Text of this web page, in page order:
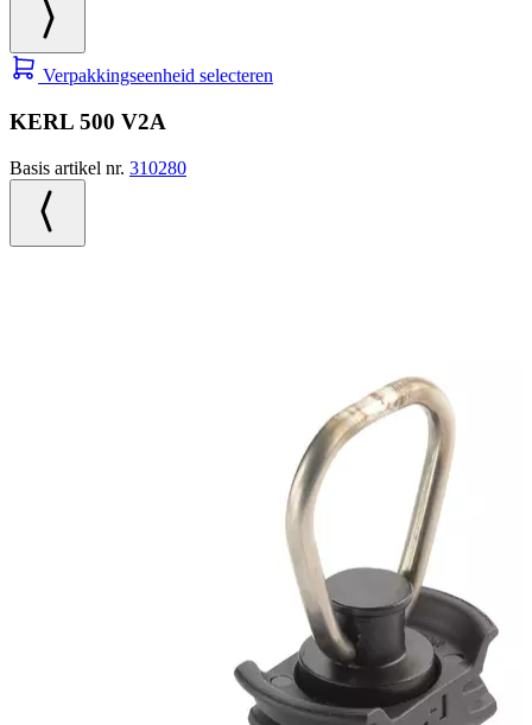
Verpakkingseenheid selecteren
KERL 500 V2A
Basis artikel nr. 310280